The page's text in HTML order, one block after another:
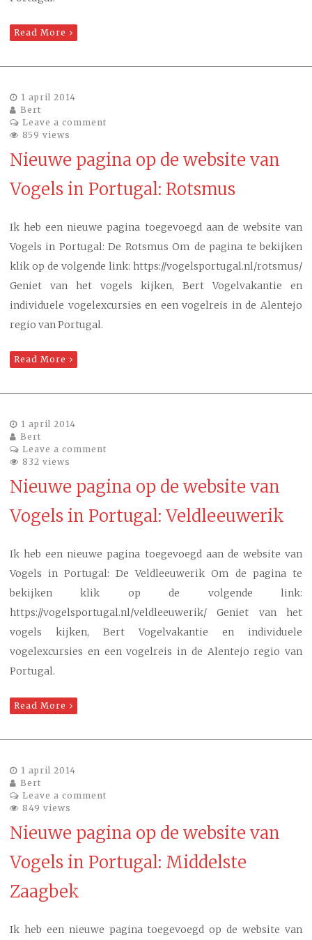
Read More
1 april 2014
Bert
Leave a comment
859 views
Nieuwe pagina op de website van
Vogels in Portugal: Rotsmus
Ik heb een nieuwe pagina toegevoegd aan de website van
Vogels in Portugal: De Rotsmus Om de pagina te bekijken
klik op de volgende link: https://vogelsportugal.nl/rotsmus/
Geniet van het vogels kijken, Bert Vogelvakantie en
individuele vogelexcursies en een vogelreis in de Alentejo
regio van Portugal.
Read More
1 april 2014
Bert
Leave a comment
832 views
Nieuwe pagina op de website van
Vogels in Portugal: Veldleeuwerik
Ik heb een nieuwe pagina toegevoegd aan de website van
Vogels in Portugal: De Veldleeuwerik Om de pagina te
bekijken klik op de volgende link:
https://vogelsportugal.nl/veldleeuwerik/ Geniet van het
vogels kijken, Bert Vogelvakantie en individuele
vogelexcursies en een vogelreis in de Alentejo regio van
Portugal.
Read More
1 april 2014
Bert
Leave a comment
849 views
Nieuwe pagina op de website van
Vogels in Portugal: Middelste
Zaagbek
Ik heb een nieuwe pagina toegevoegd op de website van